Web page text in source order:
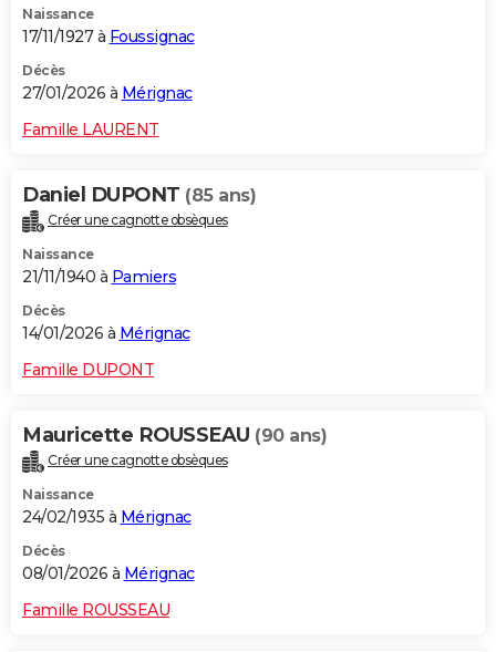
Naissance
17/11/1927 à Foussignac
Décès
27/01/2026 à Mérignac
Famille LAURENT
Daniel DUPONT (85 ans)
Créer une cagnotte obsèques
Naissance
21/11/1940 à Pamiers
Décès
14/01/2026 à Mérignac
Famille DUPONT
Mauricette ROUSSEAU (90 ans)
Créer une cagnotte obsèques
Naissance
24/02/1935 à Mérignac
Décès
08/01/2026 à Mérignac
Famille ROUSSEAU